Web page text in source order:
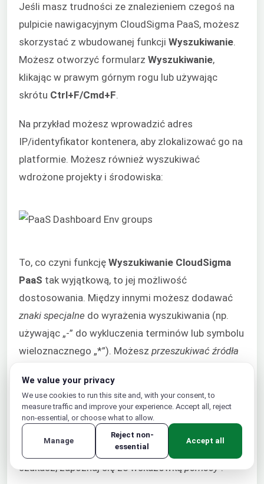
Jeśli masz trudności ze znalezieniem czegoś na
pulpicie nawigacyjnym CloudSigma PaaS, możesz
skorzystać z wbudowanej funkcji Wyszukiwanie.
Możesz otworzyć formularz Wyszukiwanie,
klikając w prawym górnym rogu lub używając
skrótu Ctrl+F/Cmd+F.
Na przykład możesz wprowadzić adres
IP/identyfikator kontenera, aby zlokalizować go na
platformie. Możesz również wyszukiwać
wdrożone projekty i środowiska:
To, co czyni funkcję Wyszukiwanie CloudSigma
PaaS tak wyjątkową, to jej możliwość
dostosowania. Między innymi możesz dodawać
znaki specjalne do wyrażenia wyszukiwania (np.
używając „-” do wykluczenia terminów lub symbolu
wieloznacznego „*”). Możesz przeszukiwać źródła
środowisk. Możesz również zastosować
kategorii, aby uwzględnić lub wykluczyć różne typy
danych i pakietów.
Jeśli nadal nie możesz znaleźć tego, czego
szukasz, zapoznaj się ze wskazówkąpomocy.
We value your privacy
We use cookies to run this site and, with your consent, to
measure traffic and improve your experience. Accept all, reject
non-essential, or choose what to allow.
Manage
Reject non-
essential
Accept all